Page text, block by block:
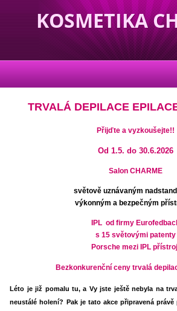
KOSMETIKA
TRVALÁ DEPILACE
Přijďte a vyzkoušejte!!
Od 1.5. do 30.6.2026
Salon CHARME
světově uznávaným
výkonným a bezpečným
IPL od firmy
s 15 světovými patenty
Porsche mezi IPL
Bezkonkurenční ceny trvalá
Léto je již pomalu tu, a Vy jste ještě nebyla na
neustálé holení? Pak je tato akce připravená